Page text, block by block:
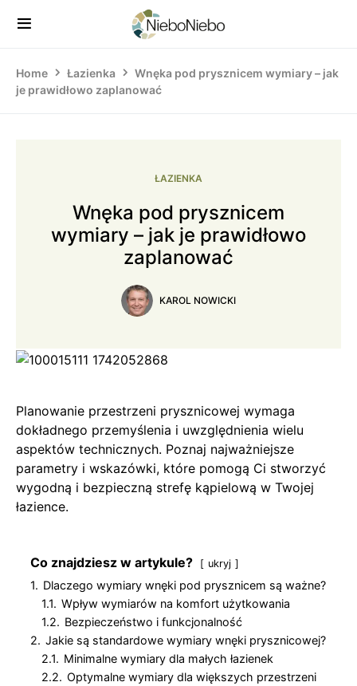
Home Łazienka
Wnęka pod prysznicem wymiary – jak
je prawidłowo zaplanować
ŁAZIENKA
Wnęka pod prysznicem
wymiary – jak je prawidłowo
zaplanować
KAROL NOWICKI
Planowanie przestrzeni prysznicowej wymaga
dokładnego przemyślenia i uwzględnienia wielu
aspektów technicznych. Poznaj najważniejsze
parametry i wskazówki, które pomogą Ci stworzyć
wygodną i bezpieczną strefę kąpielową w Twojej
łazience.
Co znajdziesz w artykule? ukryj
1. Dlaczego wymiary wnęki pod prysznicem są ważne?
1.1. Wpływ wymiarów na komfort użytkowania
1.2. Bezpieczeństwo i funkcjonalność
2. Jakie są standardowe wymiary wnęki prysznicowej?
2.1. Minimalne wymiary dla małych łazienek
2.2. Optymalne wymiary dla większych przestrzeni